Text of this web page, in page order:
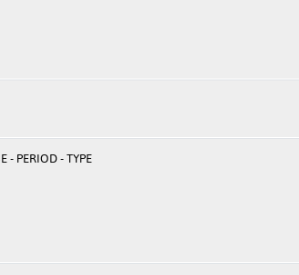
- PERIOD - TYPE